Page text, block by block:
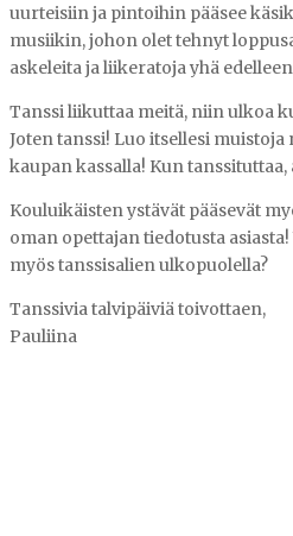
uurteisiin ja pintoihin pääsee
musiikin, johon olet tehnyt
askeleita ja liikeratoja yhä
Tanssi liikuttaa meitä, niin ulkoa
Joten tanssi! Luo itsellesi
kaupan kassalla! Kun
Kouluikäisten ystävät pääsevät
oman opettajan tiedotusta
myös tanssisalien ulkopuolella?
Tanssivia talvipäiviä toivottaen,
Pauliina